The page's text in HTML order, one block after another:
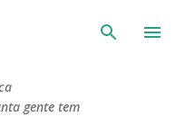
principal
gente tem